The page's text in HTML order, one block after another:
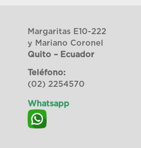
Margaritas E10-222
y Mariano Coronel
Quito – Ecuador
Teléfono:
(02) 2254570
Whatsapp